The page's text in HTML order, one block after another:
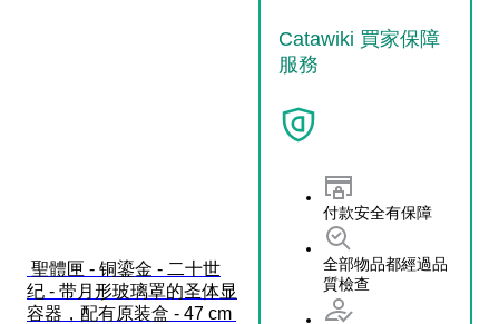
纪 - 带月形玻璃罩的圣体显
容器，配有原装盒 - 47 cm
Catawiki 買家保障
服務
付款安全有保障
全部物品都經過品
質檢查